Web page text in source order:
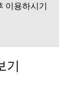
이용하시기
기